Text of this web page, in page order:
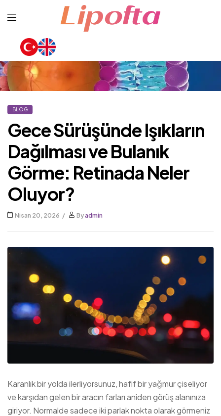
BLOG
Gece Sürüşünde Işıkların
Dağılması ve Bulanık
Görme: Retinada Neler
Oluyor?
Nisan 20, 2026 Byadmin
Karanlık bir yolda ilerliyorsunuz, hafif bir yağmur çiseliyor
ve karşıdan gelen bir aracın farları aniden görüş alanınıza
giriyor. Normalde sadece iki parlak nokta olarak görmeniz